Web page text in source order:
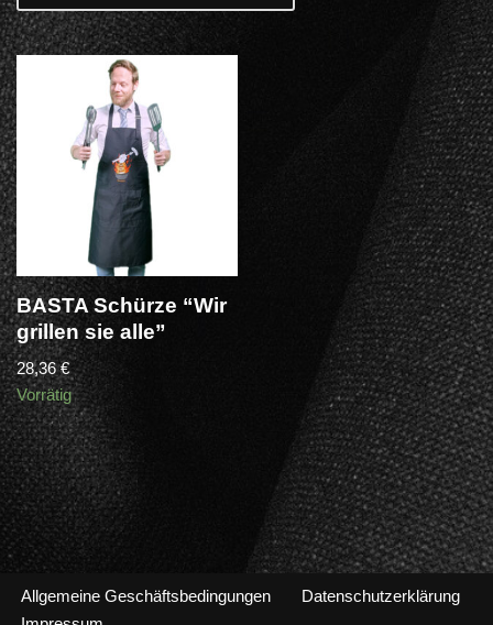
BASTA Schürze “Wir
grillen sie alle”
28,36€
Vorrätig
Allgemeine Geschäftsbedingungen
Datenschutzerklärung